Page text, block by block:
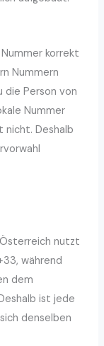
korrekt
Nummern
die Person von
Nummer
nicht. Deshalb
nutzt
während
dem
ist jede
denselben